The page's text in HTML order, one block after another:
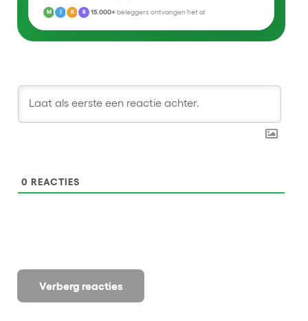
M J K R 15.000+beleggers ontvangen het al
Verberg reacties
0 REACTIES